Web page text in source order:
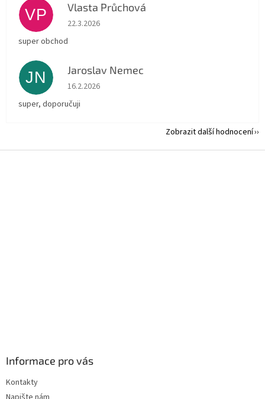
VP Vlasta Průchová
Hodnocení obchodu je 5 z 5 hvězdiček.
22.3.2026
super obchod
JN Jaroslav Nemec
Hodnocení obchodu je 5 z 5 hvězdiček.
16.2.2026
super, doporučuji
Zobrazit další hodnocení
Informace pro vás
Kontakty